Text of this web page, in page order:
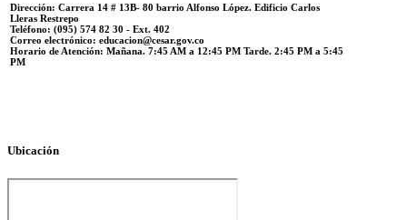
Dirección: Carrera 14 # 13B- 80 barrio Alfonso López. Edificio Carlos
Lleras Restrepo
Teléfono: (095) 574 82 30 - Ext. 402
Correo electrónico: educacion@cesar.gov.co
Horario de Atención: Mañana. 7:45 AM a 12:45 PM Tarde. 2:45 PM a 5:45
PM
Ubicación